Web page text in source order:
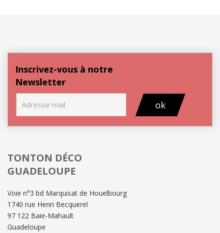
Inscrivez-vous à notre
Newsletter
ok
TONTON DÉCO
GUADELOUPE
Voie n°3 bd Marquisat de Houelbourg
1740 rue Henri Becquerel
97 122 Baie-Mahault
Guadeloupe